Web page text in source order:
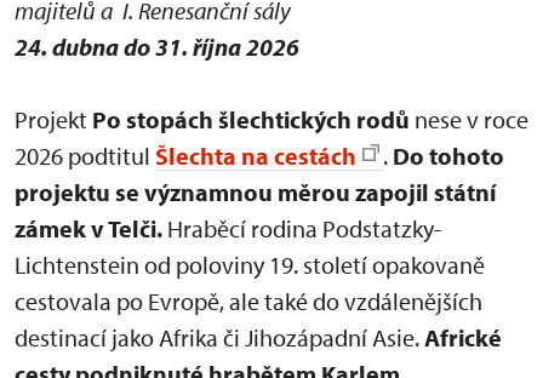
majitelů a I. Renesanční sály
24. dubna do 31. října 2026
Projekt Po stopách šlechtických rodů nese v roce
2026 podtitul Šlechta na cestách . Do tohoto
projektu se významnou měrou zapojil státní
zámek v Telči. Hraběcí rodina Podstatzky-
Lichtenstein od poloviny 19. století opakovaně
cestovala po Evropě, ale také do vzdálenějších
destinací jako Afrika či Jihozápadní Asie.Africké